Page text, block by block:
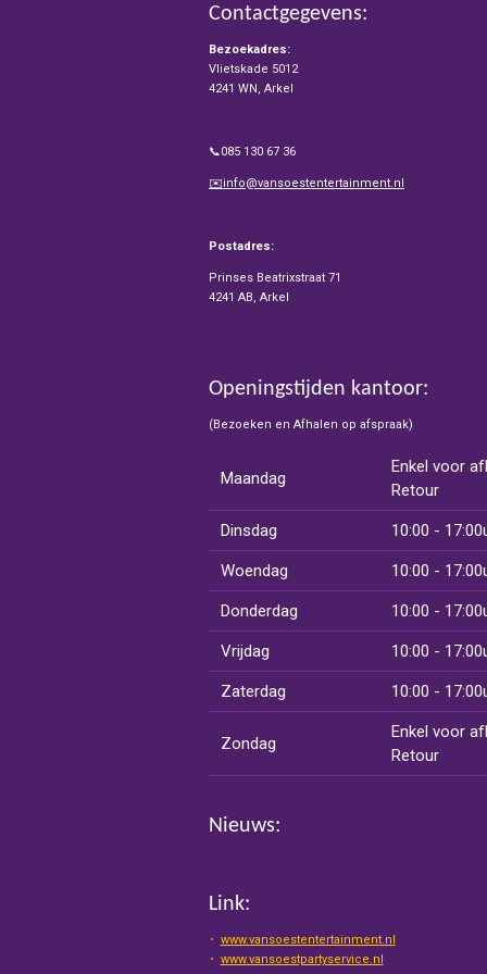
Contactgegevens:
Bezoekadres:
Vlietskade 5012
4241 WN, Arkel
📞085 130 67 36
✉️info@vansoestentertainment.nl
Postadres:
Prinses Beatrixstraat 71
4241 AB, Arkel
Openingstijden kantoor:
(Bezoeken en Afhalen op afspraak)
Maandag
Enkel voor
Retour
Dinsdag 10:00 -
Woendag 10:00 -
Donderdag 10:00 -
Vrijdag 10:00 -
Zaterdag 10:00 -
Zondag
Enkel voor
Retour
Nieuws:
Link:
www.vansoestentertainment.nl
www.vansoestpartyservice.nl